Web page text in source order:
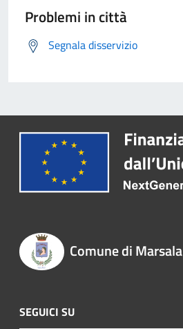
Problemi in città
Segnala disservizio
Comune di Marsala
SEGUICI SU